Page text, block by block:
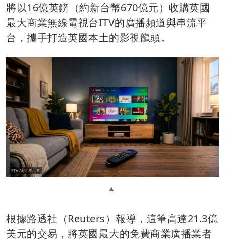
將以16億英鎊（約新台幣670億元）收購英國
最大商業無線電視台ITV的廣播頻道與串流平
台，攜手打造英國本土的影視龍頭。
根據路透社（Reuters）報導，這筆高達21.3億
美元的交易，將英國最大的免費商業廣播業者